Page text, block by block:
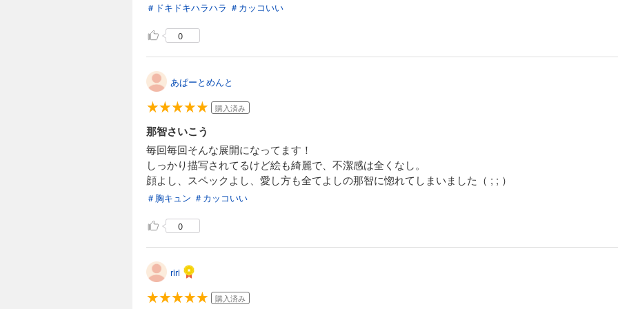
＃ドキドキハラハラ ＃カッコいい
0
あぱーとめんと
購入済み
那智さいこう
毎回毎回そんな展開になってます！
しっかり描写されてるけど絵も綺麗で、不潔感は全くなし。
顔よし、スペックよし、愛し方も全てよしの那智に惚れてしまいました（ ; ; ）
＃胸キュン ＃カッコいい
0
riri
購入済み